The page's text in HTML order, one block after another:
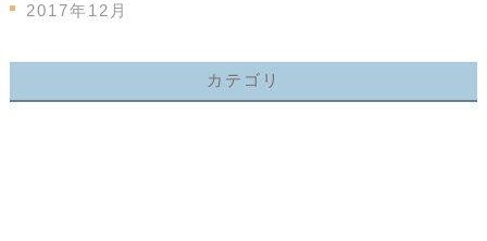
2017年12月
カテゴリ